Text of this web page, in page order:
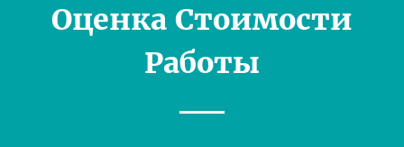
Оценка Стоимости
Работы